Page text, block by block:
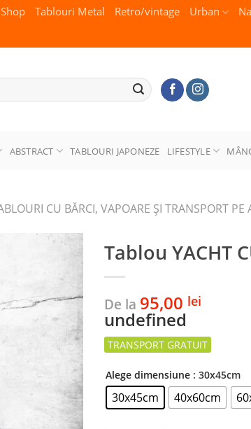
Shop Tablouri Metal Retro/vintage Urban
ABSTRACT TABLOURI JAPONEZE LIFESTYLE
CU BĂRCI, VAPOARE ȘI TRANSPORT PE
Adaugă
la
favorite
Tablou YACHT
De la 95,00 lei
undefined
Alege dimensiune : 30x45cm
30x45cm 40x60cm